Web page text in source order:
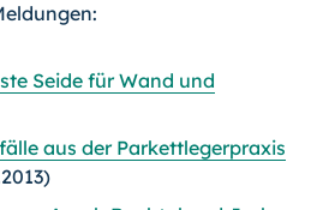
Seide für Wand und
aus der Parkettlegerpraxis